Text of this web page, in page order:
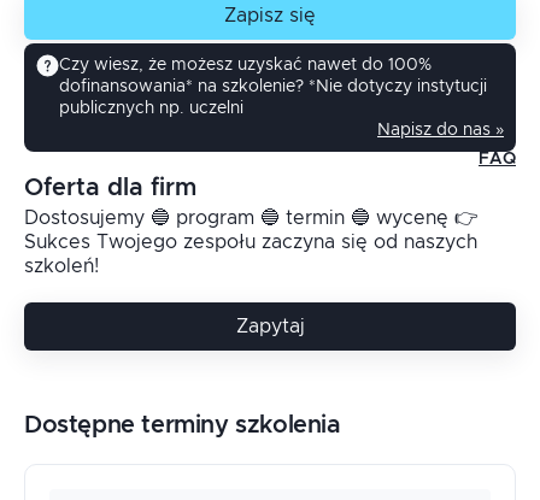
Zapisz się
Czy wiesz, że możesz uzyskać nawet do 100%
dofinansowania* na szkolenie? *Nie dotyczy instytucji
publicznych np. uczelni
Napisz do nas »
FAQ
Oferta dla firm
Dostosujemy 🔵 program 🔵 termin 🔵 wycenę 👉
Sukces Twojego zespołu zaczyna się od naszych
szkoleń!
Zapytaj
Dostępne terminy szkolenia